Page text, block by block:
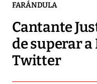
FARÁNDULA
Cantante
de superar a
Twitter